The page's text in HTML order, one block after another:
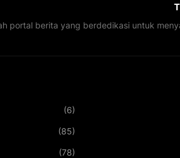
portal berita yang berdedikasi untuk
(6)
(85)
(78)